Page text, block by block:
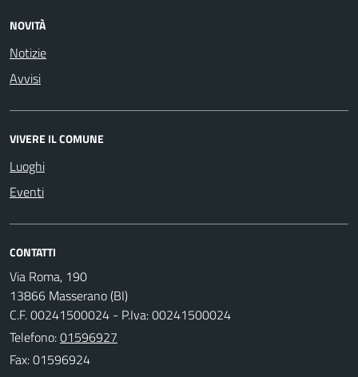
NOVITÀ
Notizie
Avvisi
VIVERE IL COMUNE
Luoghi
Eventi
CONTATTI
Via Roma, 190
13866 Masserano (BI)
C.F. 00241500024 - P.Iva: 00241500024
Telefono:01596927
Fax: 01596924